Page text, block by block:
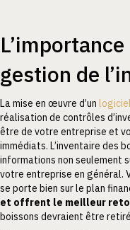
gestion de
La mise en œuvre d’un
réalisation de contrôles
être de votre entreprise et
immédiats. L’inventaire des
informations non seulement
votre entreprise en général.
se porte bien sur le plan
et offrent le meilleur
boissons devraient être